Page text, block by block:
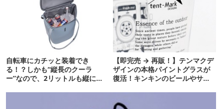
自転車にカチッと装着でき
る！？しかも“縦長のクーラ
ー”なので、2リットルも縦に入
【即完売 → 再販！】テンマクデ
ザインの本格パイントグラスが
復活！キンキンのビールやサワ